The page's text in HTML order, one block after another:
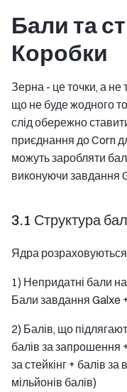
Бали та
Коробки
Зерна - це точки, а не
що не буде жодного
слід обережно
приєднання до Corn
можуть заробляти
виконуючи завдання
3.1 Структура
Ядра
1) Непридатні бали
Бали завдання Galxe
2) Балів, що
балів за запрошення
за стейкінг + балів за
мільйонів балів)